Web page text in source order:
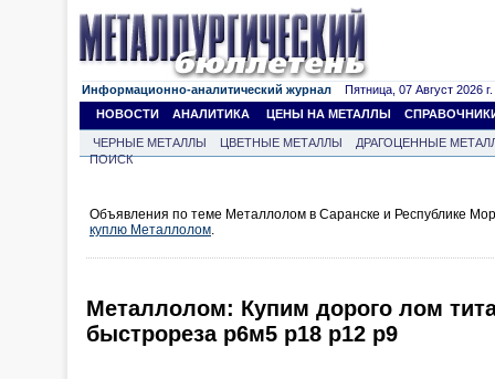
Информационно-аналитический журнал Пятница, 07 Август 2026 г.
НОВОСТИ
АНАЛИТИКА ЦЕНЫ НА МЕТАЛЛЫ
ЧЕРНЫЕ МЕТАЛЛЫ ЦВЕТНЫЕ МЕТАЛЛЫ
ДРАГОЦЕННЫЕ
ПОИСК
Объявления по теме Металлолом в Саранске и Республике
куплю Металлолом.
Металлолом: Купим дорого лом
быстрореза р6м5 р18 р12 р9